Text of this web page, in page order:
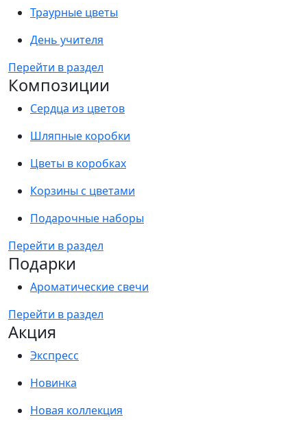
Траурные цветы
День учителя
Перейти в раздел
Композиции
Сердца из цветов
Шляпные коробки
Цветы в коробках
Корзины с цветами
Подарочные наборы
Перейти в раздел
Подарки
Ароматические свечи
Перейти в раздел
Акция
Экспресс
Новинка
Новая коллекция